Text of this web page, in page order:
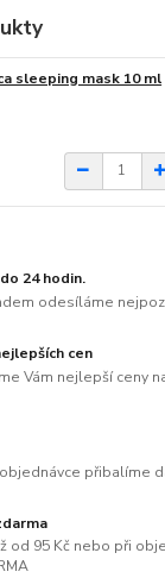
sleeping mask 10 ml
24 hodin.
odesíláme
cen
Vám nejlepší ceny
přibalíme
od 95 Kč nebo při